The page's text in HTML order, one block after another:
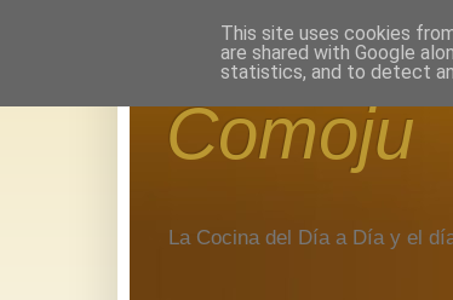
Comoju
La Cocina del Día a Día y el
This site uses cookies
are shared with Google
statistics, and to detect